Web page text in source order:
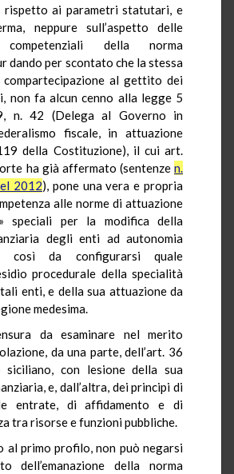
rispetto ai parametri statutari, e
neppure sull’aspetto delle
competenziali della norma
dando per scontato che la stessa
al gettito dei
non fa alcun cenno alla legge 5
n. 42 (Delega al Governo in
fiscale, in attuazione
della Costituzione), il cui art.
ha già affermato (sentenze n.
2012), pone una vera e propria
alle norme di attuazione
speciali per la modifica della
degli enti ad autonomia
così da configurarsi quale
procedurale della specialità
enti, e della sua attuazione da
medesima.
da esaminare nel merito
da una parte, dell’art. 36
con lesione della sua
e, dall’altra, dei principi di
entrate, di affidamento e di
tra risorse e funzioni pubbliche.
al primo profilo, non può negarsi
dell’emanazione della norma